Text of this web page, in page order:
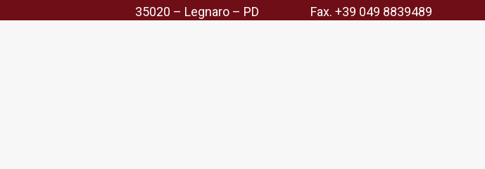
35020 – Legnaro – PD
Fax. +39 049 8839489